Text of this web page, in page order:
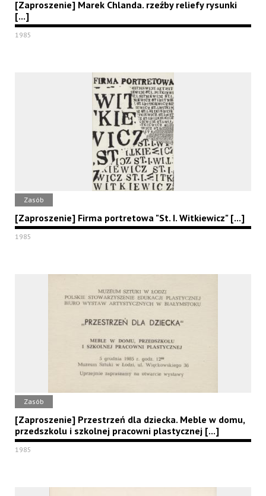
[Zaproszenie] Marek Chlanda. rzeźby reliefy rysunki
[...]
1985
Zasób
[Zaproszenie] Firma portretowa "St. I. Witkiewicz" [...]
1985
Zasób
[Zaproszenie] Przestrzeń dla dziecka. Meble w domu,
przedszkolu i szkolnej pracowni plastycznej [...]
1985